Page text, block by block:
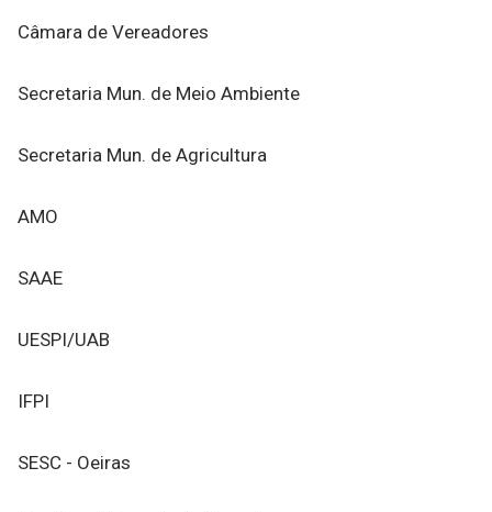
Câmara de Vereadores
Secretaria Mun. de Meio Ambiente
Secretaria Mun. de Agricultura
AMO
SAAE
UESPI/UAB
IFPI
SESC - Oeiras